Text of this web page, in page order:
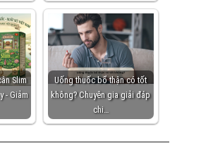
Slim
- Giảm
Uống thuốc bổ thận có tốt
không? Chuyên gia giải đáp
chi…